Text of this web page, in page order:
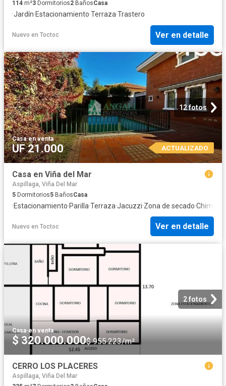
114 m²3 Dormitorios2 BañosCasa
·Jardín·Estacionamiento·Terraza·Trastero
Nuevo en Toctoc Ver en detalle
12 fotos
Casa·en venta
UF 21.000 ACTUALIZADO
Casa en Viña del Mar
Aspillaga, Viña Del Mar
5 Dormitorios5 BañosCasa
·Estacionamiento·Parilla·Terraza·Jacuzzi·Zona de secado·
Nuevo en Toctoc Ver en detalle
2 fotos
Casa·en venta
$ 320.000.000$ 955.223/m²
CERRO LOS PLACERES
Aspillaga, Viña Del Mar